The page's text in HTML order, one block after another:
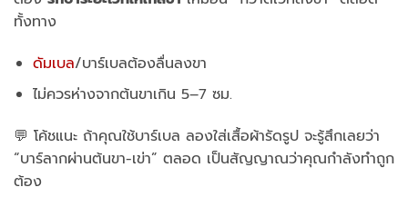
ทั้งทาง
ดัมเบล/บาร์เบลต้องลื่นลงขา
ไม่ควรห่างจากต้นขาเกิน 5–7 ซม.
💬 โค้ชแนะ ถ้าคุณใช้บาร์เบล ลองใส่เสื้อผ้ารัดรูป จะรู้สึกเลยว่า
“บาร์ลากผ่านต้นขา-เข่า” ตลอด เป็นสัญญาณว่าคุณกำลังทำถูก
ต้อง